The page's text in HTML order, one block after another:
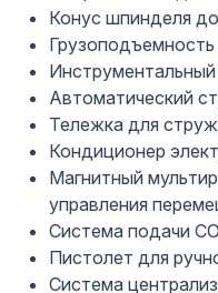
Конус шпинделя
Автоматический
Тележка для
Кондиционер
Магнитный
управления
Система подачи
Пистолет для
Система